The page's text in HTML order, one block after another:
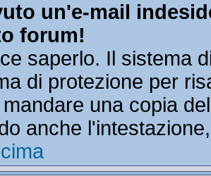
un'e-mail
forum!
saperlo. Il sistema
di protezione per
una copia
anche